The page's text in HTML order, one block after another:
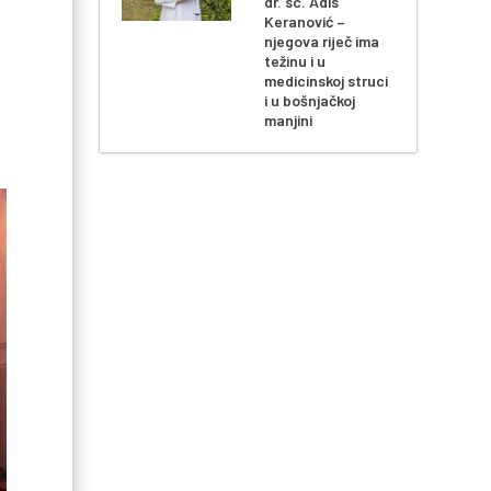
Keranović –
njegova riječ ima
težinu i u
medicinskoj struci
i u bošnjačkoj
manjini